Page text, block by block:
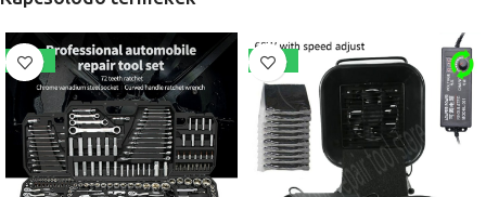
-14% -13%